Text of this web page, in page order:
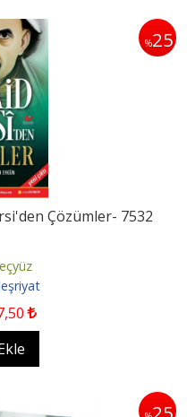
%25
Çözümler- 7532
,50